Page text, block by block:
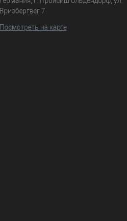
Вризбергвег 7
Посмотреть на карте